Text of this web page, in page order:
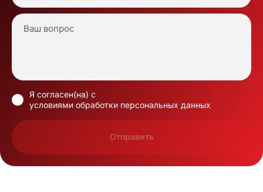
Я согласен(на) с
условиями обработки персональных данных
Отправить